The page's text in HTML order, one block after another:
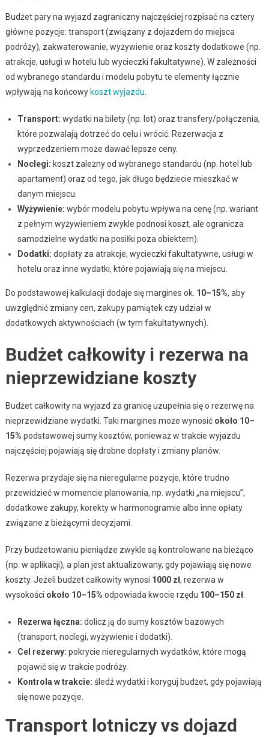
Budżet pary na wyjazd zagraniczny najczęściej rozpisać na cztery
główne pozycje: transport (związany z dojazdem do miejsca
podróży), zakwaterowanie, wyżywienie oraz koszty dodatkowe (np.
atrakcje, usługi w hotelu lub wycieczki fakultatywne). W zależności
od wybranego standardu i modelu pobytu te elementy łącznie
wpływają na końcowykoszt wyjazdu
Transport: wydatki na bilety (np. lot) oraz transfery/połączenia,
które pozwalają dotrzeć do celu i wrócić. Rezerwacja z
wyprzedzeniem może dawać lepsze ceny.
Noclegi: koszt zależny od wybranego standardu (np. hotel lub
apartament) oraz od tego, jak długo będziecie mieszkać w
danym miejscu.
Wyżywienie: wybór modelu pobytu wpływa na cenę (np. wariant
z pełnym wyżywieniem zwykle podnosi koszt, ale ogranicza
samodzielne wydatki na posiłki poza obiektem).
Dodatki: dopłaty za atrakcje, wycieczki fakultatywne, usługi w
hotelu oraz inne wydatki, które pojawiają się na miejscu.
Do podstawowej kalkulacji dodaje się margines ok. 10–15%, aby
uwzględnić zmiany cen, zakupy pamiątek czy udział w
dodatkowych aktywnościach (w tym fakultatywnych).
Budżet całkowity i rezerwa na
nieprzewidziane koszty
Budżet całkowity na wyjazd za granicę uzupełnia się o rezerwę na
nieprzewidziane wydatki. Taki margines może wynosić około 10–
15% podstawowej sumy kosztów, ponieważ w trakcie wyjazdu
najczęściej pojawiają się drobne dopłaty i zmiany planów.
Rezerwa przydaje się na nieregularne pozycje, które trudno
przewidzieć w momencie planowania, np. wydatki „na miejscu”,
dodatkowe zakupy, korekty w harmonogramie albo inne opłaty
związane z bieżącymi decyzjami.
Przy budżetowaniu pieniądze zwykle są kontrolowane na bieżąco
(np. w aplikacji), a plan jest aktualizowany, gdy pojawiają się nowe
koszty. Jeżeli budżet całkowity wynosi 1000 zł, rezerwa w
wysokości około 10–15% odpowiada kwocie rzędu 100–150 zł.
Rezerwa łączna: dolicz ją do sumy kosztów bazowych
(transport, noclegi, wyżywienie i dodatki).
Cel rezerwy: pokrycie nieregularnych wydatków, które mogą
pojawić się w trakcie podróży.
Kontrola w trakcie: śledź wydatki i koryguj budżet, gdy pojawiają
się nowe pozycje.
Transport lotniczy vs dojazd